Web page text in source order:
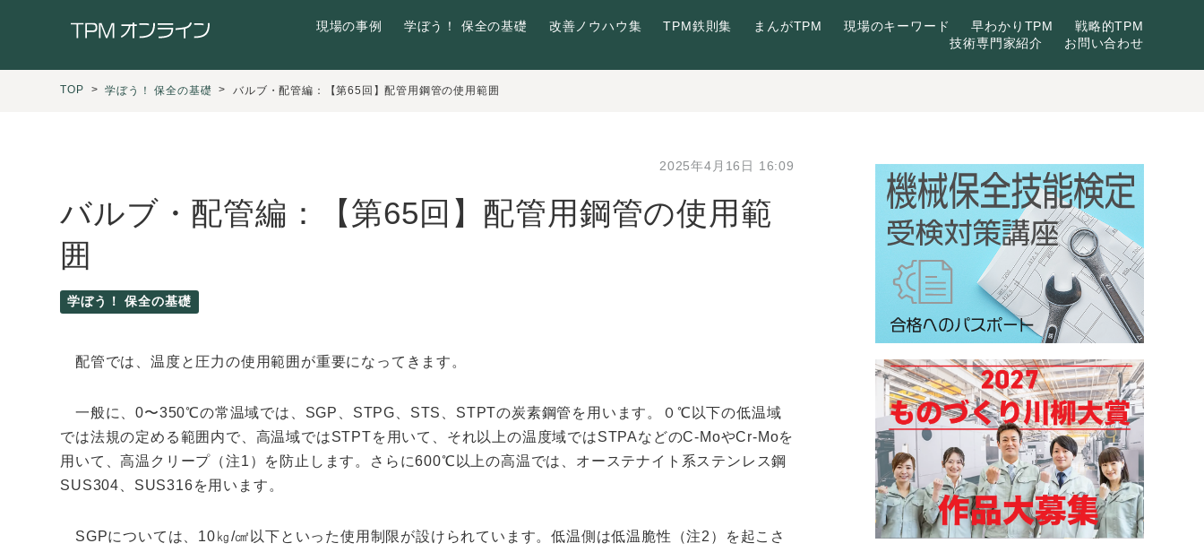
現場の事例 学ぼう！ 保全の基礎 改善ノウハウ集 TPM鉄則集 まんがTPM 現場のキーワード 早わかりTPM
戦略的TPM
技術専門家紹介
お問い合わせ
TOP 学ぼう！ 保全の基礎 バルブ・配管編：【第65回】配管用鋼管の使用範囲
2025年4月16日 16:09
バルブ・配管編：【第65回】配管用鋼管の使用範
囲
学ぼう！ 保全の基礎
配管では、温度と圧力の使用範囲が重要になってきます。
一般に、0〜350℃の常温域では、SGP、STPG、STS、STPTの炭素鋼管を用います。０℃以下の低温域
では法規の定める範囲内で、高温域ではSTPTを用いて、それ以上の温度域ではSTPAなどのC-MoやCr-Moを
用いて、高温クリープ（注1）を防止します。さらに600℃以上の高温では、オーステナイト系ステンレス鋼
SUS304、SUS316を用います。
SGPについては、10㎏/㎠以下といった使用制限が設けられています。低温側は低温脆性（注2）を起こさ